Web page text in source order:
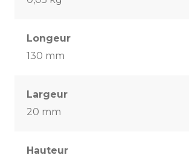
Longeur
130 mm
Largeur
20 mm
Hauteur